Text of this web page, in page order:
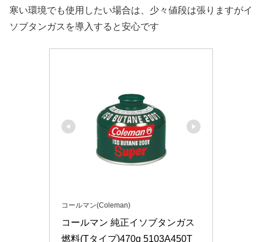
寒い環境でも使用したい場合は、少々値段は張りますがイ
ソブタンガスを導入すると安心です
コールマン(Coleman)
コールマン 純正イソブタンガス
燃料(Tタイプ)470g 5103A450T